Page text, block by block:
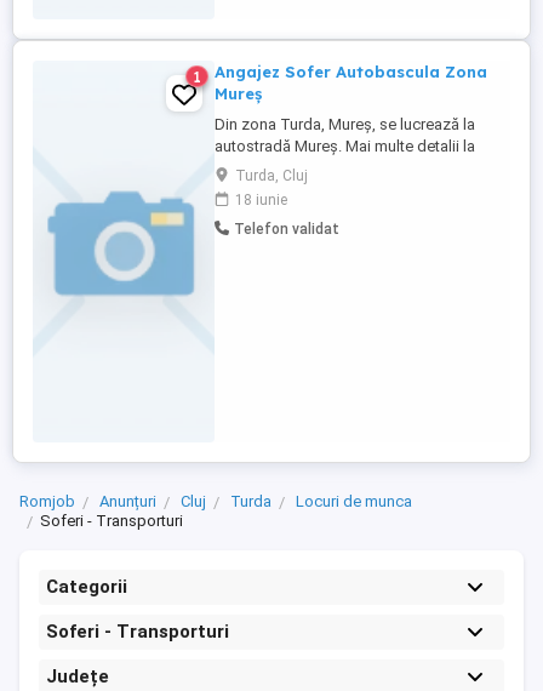
1
Angajez Sofer Autobascula Zona
Mureș
Din zona Turda, Mureș, se lucrează la
autostradă Mureș. Mai multe detalii la
telefon
Turda, Cluj
18 iunie
Telefon validat
Romjob Anunțuri Cluj Turda
Locuri de munca
Soferi - Transporturi
Categorii
Soferi - Transporturi
Județe